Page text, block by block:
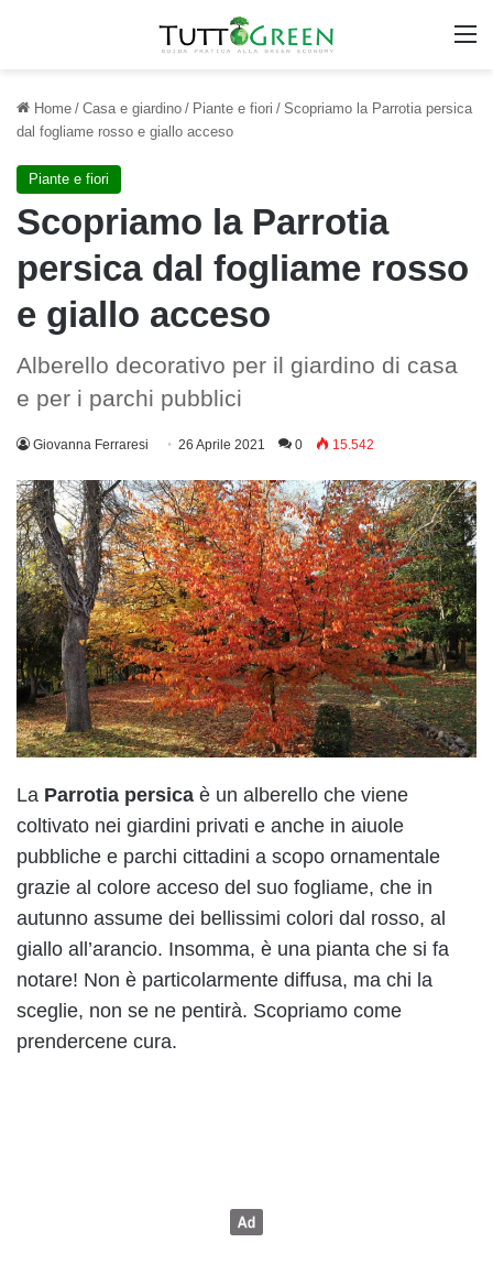
Home / Casa e giardino / Piante e fiori / Scopriamo la Parrotia persica
dal fogliame rosso e giallo acceso
Piante e fiori
Scopriamo la Parrotia
persica dal fogliame rosso
e giallo acceso
Alberello decorativo per il giardino di casa
e per i parchi pubblici
Giovanna Ferraresi 26 Aprile 2021 0 15.542
La Parrotia persica è un alberello che viene
coltivato nei giardini privati e anche in aiuole
pubbliche e parchi cittadini a scopo ornamentale
grazie al colore acceso del suo fogliame, che in
autunno assume dei bellissimi colori dal rosso, al
giallo all’arancio. Insomma, è una pianta che si fa
notare! Non è particolarmente diffusa, ma chi la
sceglie, non se ne pentirà. Scopriamo come
prendercene cura.